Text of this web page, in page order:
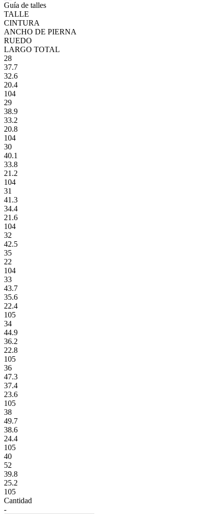
Guía de talles
TALLE
CINTURA
ANCHO DE PIERNA
RUEDO
LARGO TOTAL
28
37.7
32.6
20.4
104
29
38.9
33.2
20.8
104
30
40.1
33.8
21.2
104
31
41.3
34.4
21.6
104
32
42.5
35
22
104
33
43.7
35.6
22.4
105
34
44.9
36.2
22.8
105
36
47.3
37.4
23.6
105
38
49.7
38.6
24.4
105
40
52
39.8
25.2
105
Cantidad
-